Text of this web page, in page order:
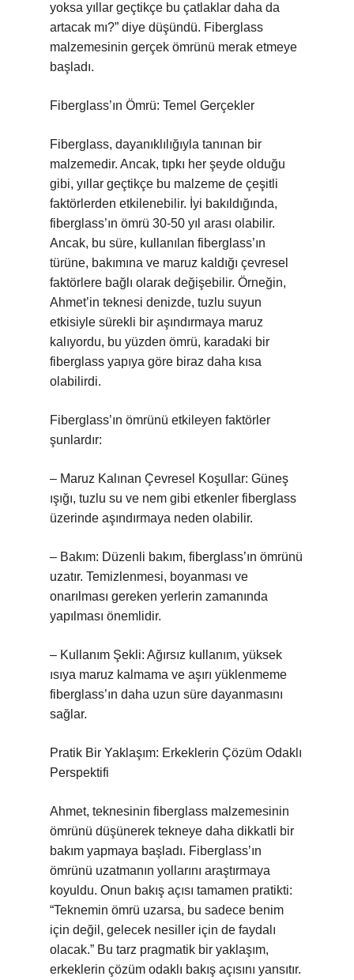
yoksa yıllar geçtikçe bu çatlaklar daha da
artacak mı?” diye düşündü. Fiberglass
malzemesinin gerçek ömrünü merak etmeye
başladı.
Fiberglass’ın Ömrü: Temel Gerçekler
Fiberglass, dayanıklılığıyla tanınan bir
malzemedir. Ancak, tıpkı her şeyde olduğu
gibi, yıllar geçtikçe bu malzeme de çeşitli
faktörlerden etkilenebilir. İyi bakıldığında,
fiberglass’ın ömrü 30-50 yıl arası olabilir.
Ancak, bu süre, kullanılan fiberglass’ın
türüne, bakımına ve maruz kaldığı çevresel
faktörlere bağlı olarak değişebilir. Örneğin,
Ahmet’in teknesi denizde, tuzlu suyun
etkisiyle sürekli bir aşındırmaya maruz
kalıyordu, bu yüzden ömrü, karadaki bir
fiberglass yapıya göre biraz daha kısa
olabilirdi.
Fiberglass’ın ömrünü etkileyen faktörler
şunlardır:
– Maruz Kalınan Çevresel Koşullar: Güneş
ışığı, tuzlu su ve nem gibi etkenler fiberglass
üzerinde aşındırmaya neden olabilir.
– Bakım: Düzenli bakım, fiberglass’ın ömrünü
uzatır. Temizlenmesi, boyanması ve
onarılması gereken yerlerin zamanında
yapılması önemlidir.
– Kullanım Şekli: Ağırsız kullanım, yüksek
ısıya maruz kalmama ve aşırı yüklenmeme
fiberglass’ın daha uzun süre dayanmasını
sağlar.
Pratik Bir Yaklaşım: Erkeklerin Çözüm Odaklı
Perspektifi
Ahmet, teknesinin fiberglass malzemesinin
ömrünü düşünerek tekneye daha dikkatli bir
bakım yapmaya başladı. Fiberglass’ın
ömrünü uzatmanın yollarını araştırmaya
koyuldu. Onun bakış açısı tamamen pratikti:
“Teknemin ömrü uzarsa, bu sadece benim
için değil, gelecek nesiller için de faydalı
olacak.” Bu tarz pragmatik bir yaklaşım,
erkeklerin çözüm odaklı bakış açısını yansıtır.